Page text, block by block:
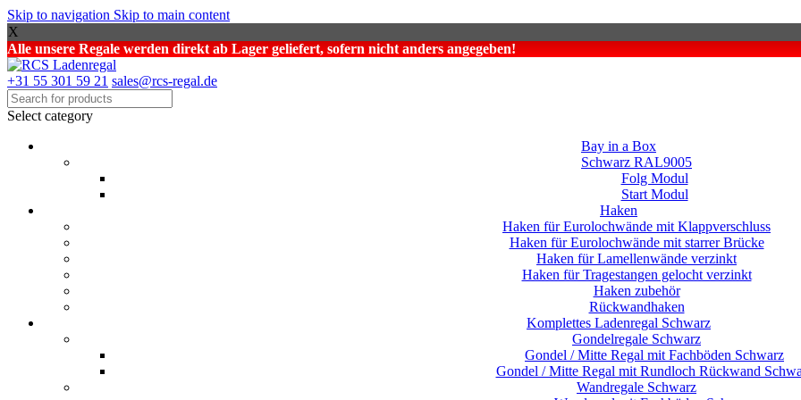
Skip to navigation Skip to main content
X
Alle unsere Regale werden direkt ab Lager geliefert, sofern nicht anders angegeben!
+31 55 301 59 21 sales@rcs-regal.de
Select category
Bay in a Box
Schwarz RAL9005
Folg Modul
Start Modul
Haken
Haken für Eurolochwände mit Klappverschluss
Haken für Eurolochwände mit starrer Brücke
Haken für Lamellenwände verzinkt
Haken für Tragestangen gelocht verzinkt
Haken zubehör
Rückwandhaken
Komplettes Ladenregal Schwarz
Gondelregale Schwarz
Gondel / Mitte Regal mit Fachböden Schwarz
Gondel / Mitte Regal mit Rundloch Rückwand
Wandregale Schwarz